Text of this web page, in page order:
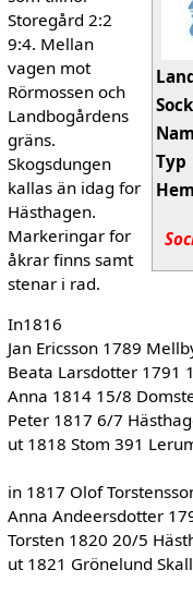
Typ
Storegård 2:2
9:4. Mellan
vagen mot
Rörmossen och
Landbogårdens
gräns.
Skogsdungen
kallas än idag for
Hästhagen.
Markeringar for
åkrar finns samt
stenar i rad.
In1816
Jan Ericsson 1789
Beata Larsdotter 1791
Anna 1814 15/8
Peter 1817 6/7
ut 1818 Stom 391
in 1817 Olof
Anna Andeersdotter
Torsten 1820 20/5
ut 1821 Grönelund